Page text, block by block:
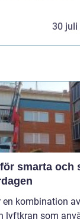
30 juli
smarta och
en kombination av
lyftkran som